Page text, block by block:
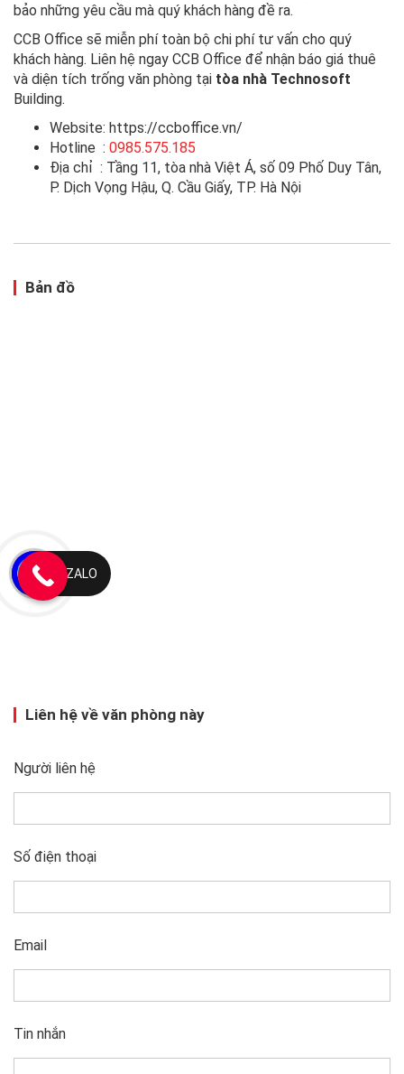
bảo những yêu cầu mà quý khách hàng đề ra.
CCB Office sẽ miễn phí toàn bộ chi phí tư vấn cho quý
khách hàng. Liên hệ ngay CCB Office để nhận báo giá thuê
và diện tích trống văn phòng tại tòa nhà Technosoft
Building.
Website: https://ccboffice.vn/
Hotline : 0985.575.185
Địa chỉ : Tầng 11, tòa nhà Việt Á, số 09 Phố Duy Tân,
P. Dịch Vọng Hậu, Q. Cầu Giấy, TP. Hà Nội
Bản đồ
Liên hệ về văn phòng này
Người liên hệ
Số điện thoại
Email
Tin nhắn
ZALO